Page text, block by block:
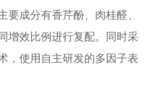
要成分有香芹酚、肉桂醛、
增效比例进行复配。同时采
，使用自主研发的多因子表